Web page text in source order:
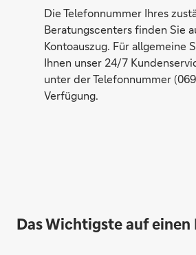
Die Telefonnummer Ihres
Beratungscenters finden Sie
Kontoauszug. Für allgemeine
Ihnen unser 24/7
unter der Telefonnummer
Verfügung.
Das Wichtigste auf einen